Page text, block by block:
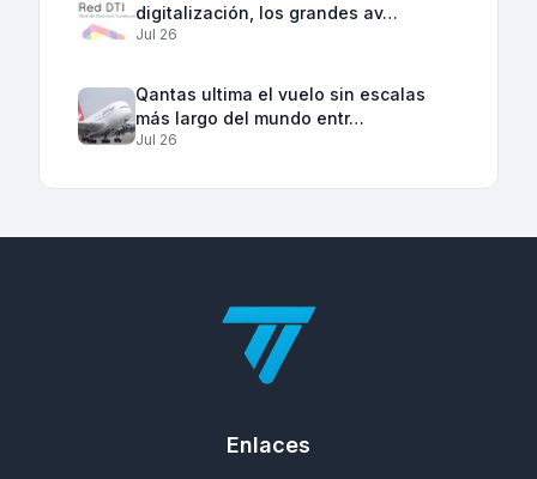
digitalización, los grandes av…
Jul 26
Qantas ultima el vuelo sin escalas
más largo del mundo entr…
Jul 26
Enlaces